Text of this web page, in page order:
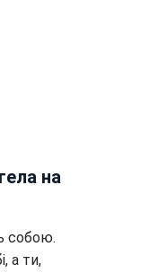
на
собою.
а ти,